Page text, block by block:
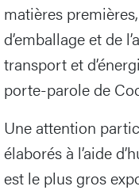
matières
d’emballage et de
transport et
porte-parole de
Une attention
élaborés à l’aide
est le plus gros